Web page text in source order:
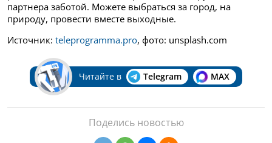
партнера заботой. Можете выбраться за город, на
природу, провести вместе выходные.
Источник: teleprogramma.pro, фото: unsplash.com
Читайте в Telegram MAX
Поделись новостью